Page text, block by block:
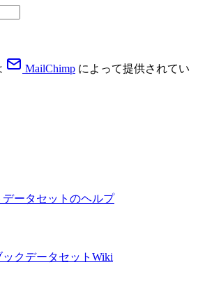
MailChimp によって提供されてい
データセットのヘルプ
ックデータセット Wiki